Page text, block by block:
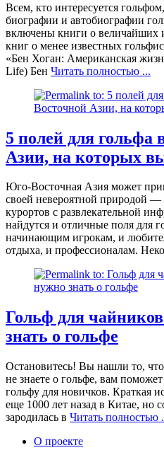
Всем, кто интересуется
биографии и автобиографии
включены книги о величайших
книг о менее известных
«Бен Хоган: Американская
Life) Бен Читать полностью ...
5 полей для
Азии, на которых
Юго-Восточная Азия может
своей невероятной природой —
курортов с развлекательной
найдутся и отличные поля для
начинающим игрокам, и
отдыха, и профессионалам.
Гольф для
знать о гольфе
Остановитесь! Вы нашли то,
не знаете о гольфе, вам
гольфу для новичков. Краткая
еще 1000 лет назад в Китае, но
зародилась в Читать полностью
О проекте